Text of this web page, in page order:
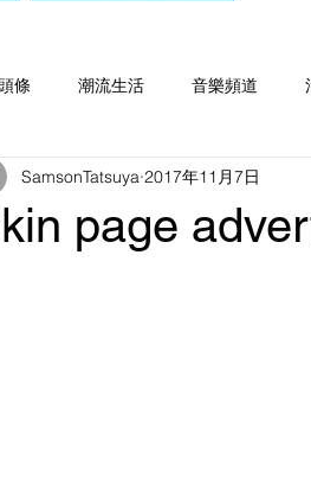
條 潮流生活 音樂頻道
page
SamsonTatsuya 2017年11月7日